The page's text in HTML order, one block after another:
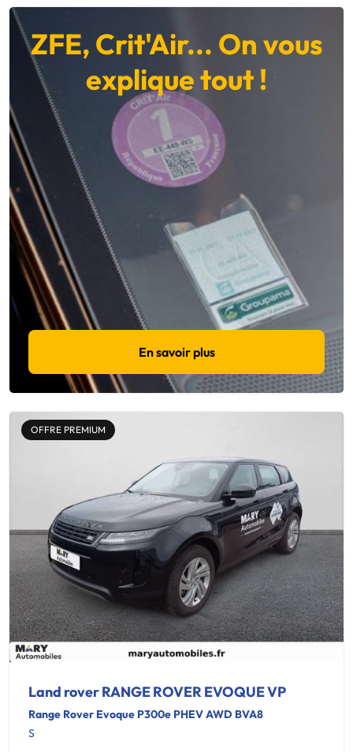
ZFE, Crit'Air... On vous
explique tout !
En savoir plus
OFFRE PREMIUM
Land rover RANGE ROVER EVOQUE VP
Range Rover Evoque P300e PHEV AWD BVA8
S